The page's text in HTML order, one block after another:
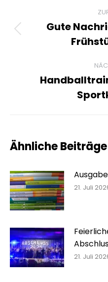
Gute
Ähnliche Beiträge
21. Juli
21. Juli